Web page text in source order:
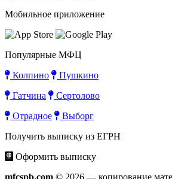
Мобильное приложение
Популярные МФЦ
Колпино
Пушкино
Гатчина
Сертолово
Отрадное
Выборг
Получить выписку из ЕГРН
Оформить выписку